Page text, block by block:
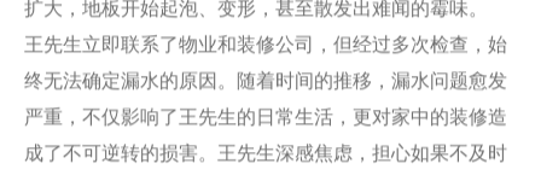
扩大，地板开始起泡、变形，甚至散发出难闻的霉味。
王先生立即联系了物业和装修公司，但经过多次检查，始
终无法确定漏水的原因。随着时间的推移，漏水问题愈发
严重，不仅影响了王先生的日常生活，更对家中的装修造
成了不可逆转的损害。王先生深感焦虑，担心如果不及时